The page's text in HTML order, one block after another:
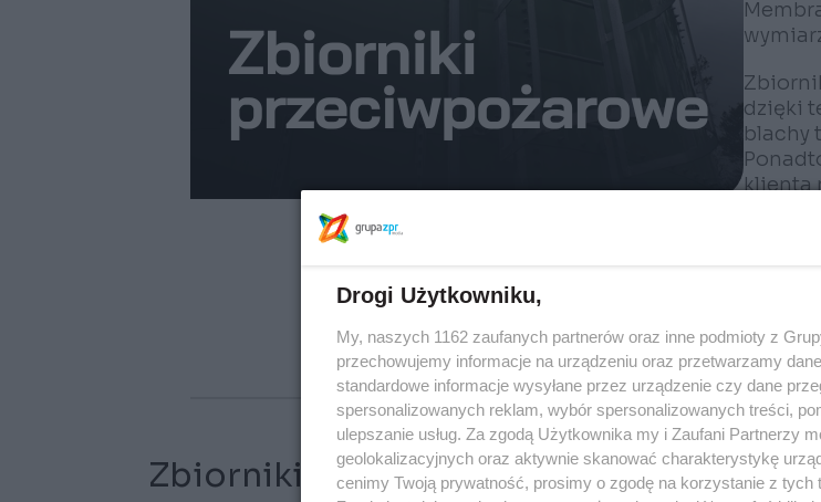
dzięki
blachy
klienta
Firma
etapu
Zbiorniki wody pitnej
Drogi Użytkowniku,
My, naszych 1162 zaufanych partnerów oraz inne podmioty z
przechowujemy informacje na urządzeniu oraz przetwarzamy
standardowe informacje wysyłane przez urządzenie czy dane
spersonalizowanych reklam, wybór spersonalizowanych treści,
ulepszanie usług. Za zgodą Użytkownika my i Zaufani Partnerzy
geolokalizacyjnych oraz aktywnie skanować charakterystykę
cenimy Twoją prywatność, prosimy o zgodę na korzystanie z tych